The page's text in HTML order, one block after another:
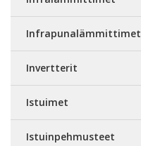
Infrapunalämmittimet
Invertterit
Istuimet
Istuinpehmusteet